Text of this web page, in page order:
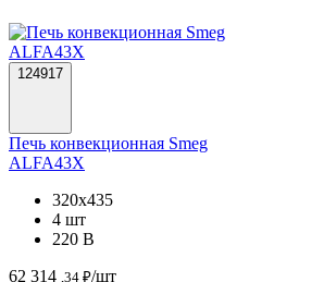
124917
Печь конвекционная Smeg
ALFA43X
320х435
4 шт
220 В
62 314 ,34 ₽/шт